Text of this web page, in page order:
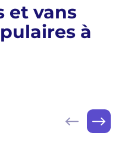
et vans
à